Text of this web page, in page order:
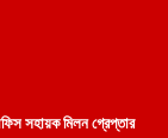
সহায়ক মিলন গ্রেপ্তার